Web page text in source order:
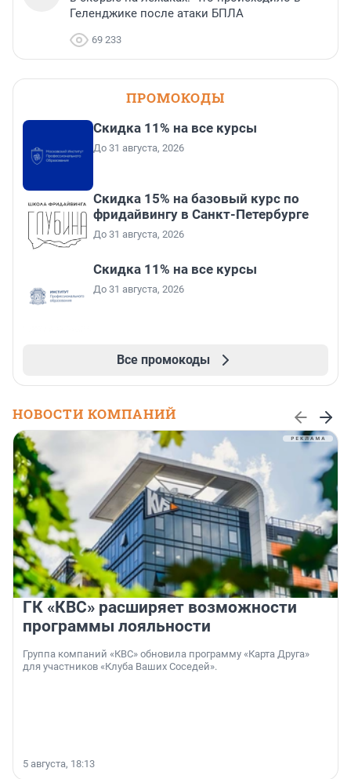
Геленджике после атаки БПЛА
69 233
ПРОМОКОДЫ
Скидка 11% на все курсы
До 31 августа, 2026
Скидка 15% на базовый курс по
фридайвингу в Санкт-Петербурге
До 31 августа, 2026
Скидка 11% на все курсы
До 31 августа, 2026
Все промокоды
НОВОСТИ КОМПАНИЙ
ГК «КВС» расширяет возможности
программы лояльности
Группа компаний «КВС» обновила программу «Карта Друга»
для участников «Клуба Ваших Соседей».
5 августа, 18:13